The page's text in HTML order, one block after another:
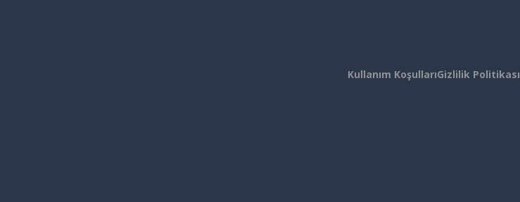
Kullanım KoşullarıGizlilik Politikası